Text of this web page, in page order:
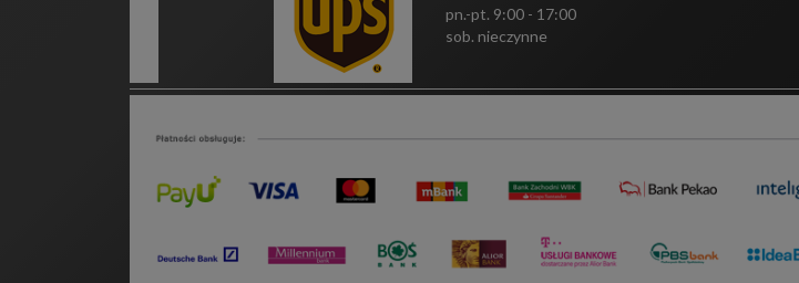
pn.-pt. 9:00 - 17:00
sob. nieczynne